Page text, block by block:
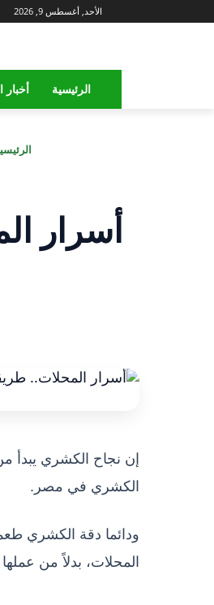
الأحد, أغسطس 9, 2026
الرئيسية أخبار
أسرار
إن نجاح الكشري يبدأ
الكشري في مصر.
ودائما دقة الكشري
المحلات، بدلاً من